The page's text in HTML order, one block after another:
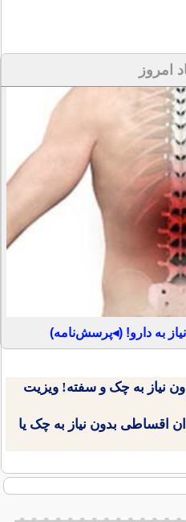
امروز
به دارو! (◂پرسش‌نامه)
نیاز به چک و سفته! ویزیت
اقساطی بدون نیاز به چک یا